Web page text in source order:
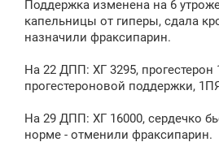
Поддержка изменена на 6
капельницы от гиперы, сдала
назначили фраксипарин.
На 22 ДПП: ХГ 3295, прогестерон
прогестероновой поддержки,
На 29 ДПП: ХГ 16000, сердечко
норме - отменили фраксипарин.